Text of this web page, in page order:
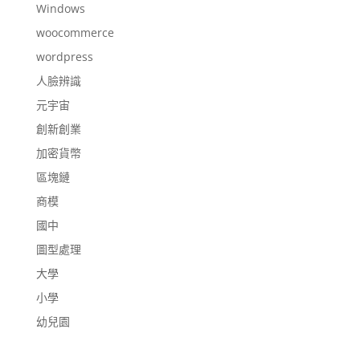
Windows
woocommerce
wordpress
人臉辨識
元宇宙
創新創業
加密貨幣
區塊鏈
商模
國中
圖型處理
大學
小學
幼兒園